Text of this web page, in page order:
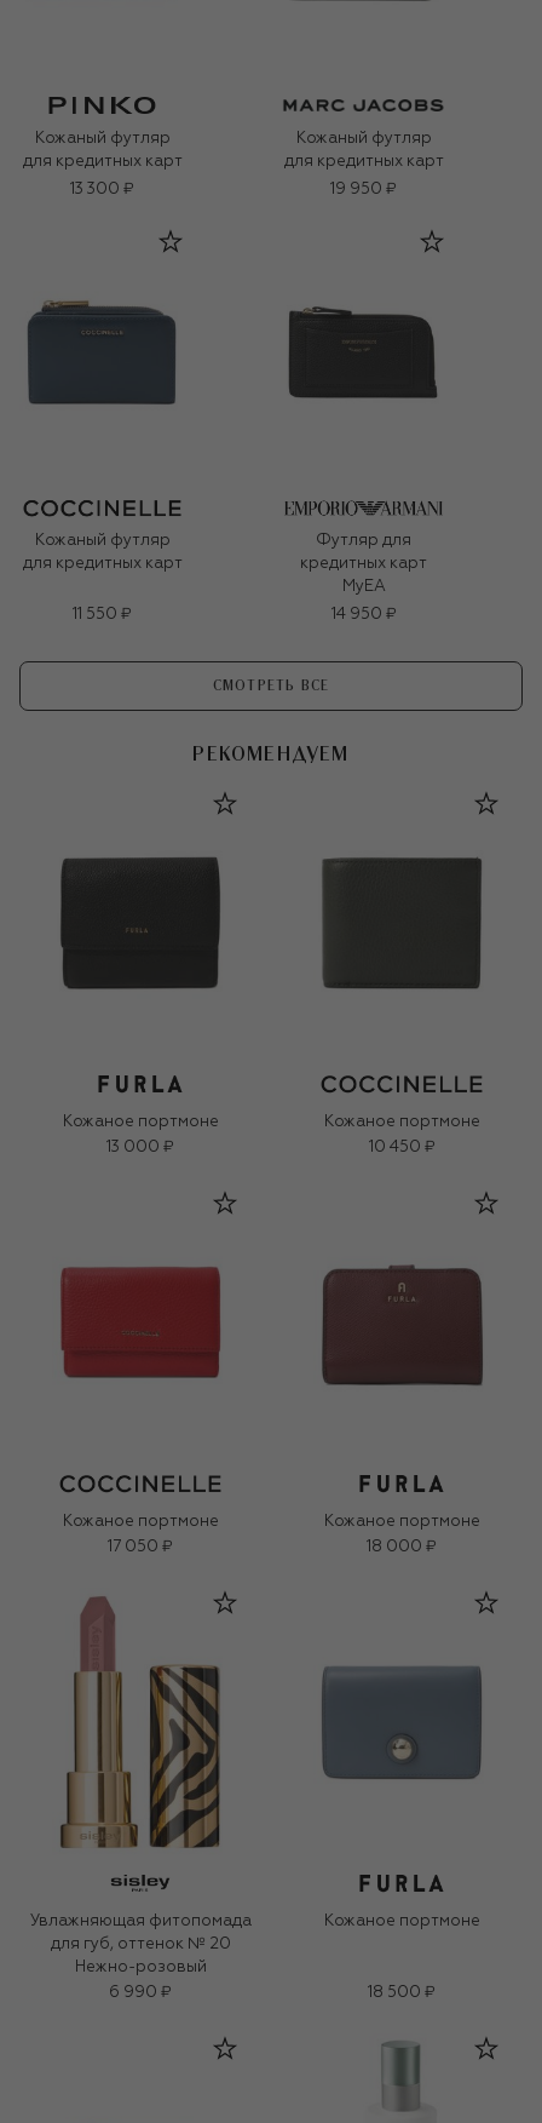
Кожаный футляр
для кредитных карт
13 300 ₽
Кожаный футляр
для кредитных карт
19 950 ₽
Кожаный футляр
для кредитных карт
11 550 ₽
Футляр для
кредитных карт
MyEA
14 950 ₽
СМОТРЕТЬ ВСЕ
РЕКОМЕНДУЕМ
Кожаное портмоне
13 000 ₽
Кожаное портмоне
10 450 ₽
Кожаное портмоне
17 050 ₽
Кожаное портмоне
18 000 ₽
Увлажняющая фитопомада
для губ, оттенок № 20
Нежно-розовый
6 990 ₽
Кожаное портмоне
18 500 ₽